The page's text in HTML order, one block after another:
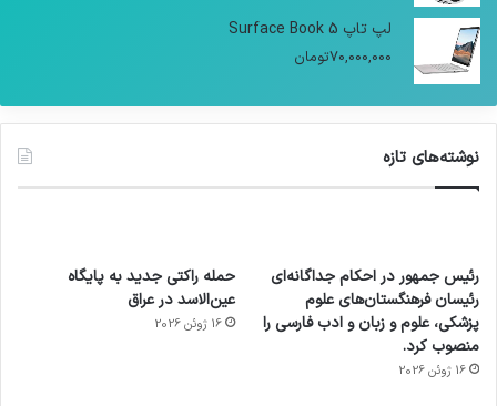
لپ تاپ Surface Book 5
70,000,000تومان
نوشته‌های تازه
رئیس جمهور در احکام جداگانه‌ای
رئیسان فرهنگستان‌های علوم
پزشکی، علوم و زبان و ادب فارسی را
منصوب کرد.
16 ژوئن 2026
حمله راکتی جدید به پایگاه
عین‌الاسد در عراق
16 ژوئن 2026